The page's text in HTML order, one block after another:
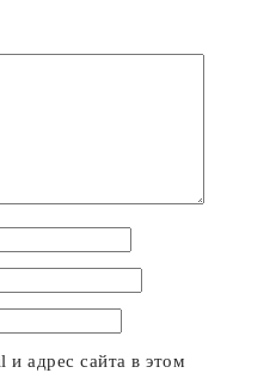
адрес сайта в этом